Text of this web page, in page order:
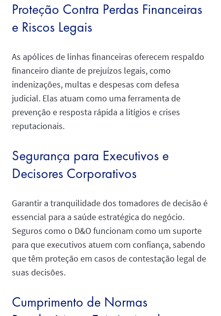
Proteção Contra Perdas Financeiras
e Riscos Legais
As apólices de linhas financeiras oferecem respaldo
financeiro diante de prejuízos legais, como
indenizações, multas e despesas com defesa
judicial. Elas atuam como uma ferramenta de
prevenção e resposta rápida a litígios e crises
reputacionais.
Segurança para Executivos e
Decisores Corporativos
Garantir a tranquilidade dos tomadores de decisão é
essencial para a saúde estratégica do negócio.
Seguros como o D&O funcionam como um suporte
para que executivos atuem com confiança, sabendo
que têm proteção em casos de contestação legal de
suas decisões.
Cumprimento de Normas